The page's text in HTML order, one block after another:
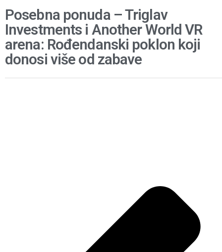
Posebna ponuda – Triglav
Investments i Another World VR
arena: Rođendanski poklon koji
donosi više od zabave